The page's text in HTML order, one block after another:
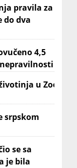
pravila za
do dva
4,5
u Zoo
srpskom
se sa
je bila